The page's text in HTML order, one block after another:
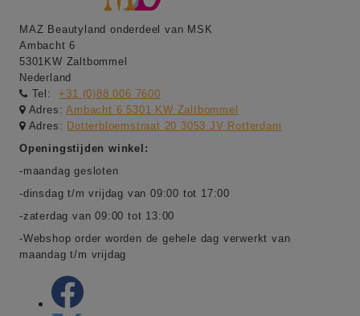
MAZ Beautyland onderdeel van MSK
Ambacht 6
5301KW Zaltbommel
Nederland
Tel:
+31 (0)88 006 7600
Adres:Ambacht 6 5301 KW Zaltbommel
Adres: Dotterbloemstraat 20 3053 JV Rotterdam
Openingstijden winkel:
-maandag gesloten
-dinsdag t/m vrijdag van 09:00 tot 17:00
-zaterdag van 09:00 tot 13:00
-Webshop order worden de gehele dag verwerkt van
maandag t/m vrijdag